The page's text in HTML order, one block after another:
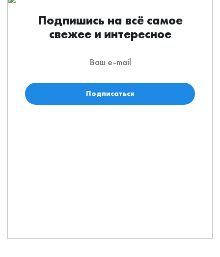
Подпишись на всё самое
свежее и интересное
Подписаться